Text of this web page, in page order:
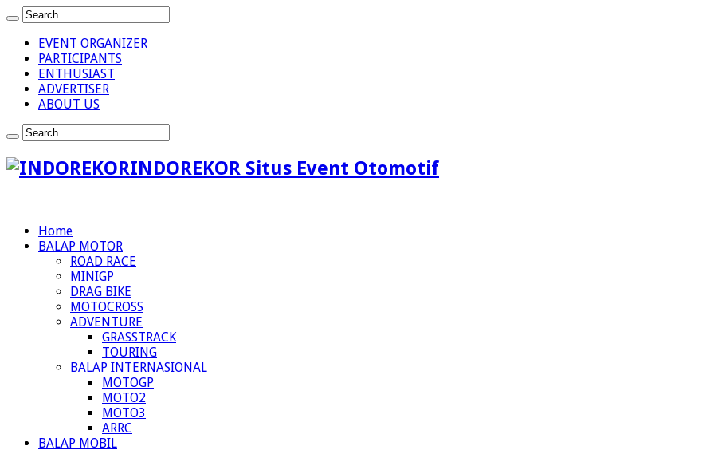
EVENT ORGANIZER
PARTICIPANTS
ENTHUSIAST
ADVERTISER
ABOUT US
INDOREKOR Situs Event Otomotif
Home
BALAP MOTOR
ROAD RACE
MINIGP
DRAG BIKE
MOTOCROSS
ADVENTURE
GRASSTRACK
TOURING
BALAP INTERNASIONAL
MOTOGP
MOTO2
MOTO3
ARRC
BALAP MOBIL